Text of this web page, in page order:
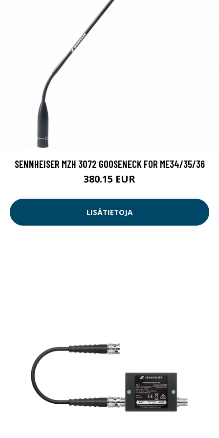
SENNHEISER MZH 3072 GOOSENECK FOR ME34/35/36
380.15 EUR
LISÄTIETOJA